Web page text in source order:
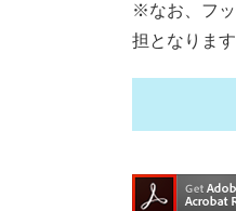
※なお、フッ
担となります